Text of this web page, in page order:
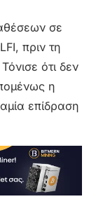
σε
πριν τη
ότι δεν
η
επίδραση